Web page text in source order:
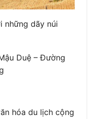
những dãy núi
Duệ – Đường
hóa du lịch cộng